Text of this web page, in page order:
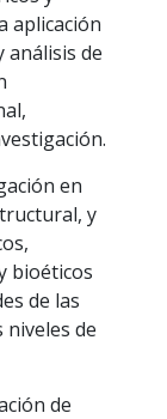
aplicación
análisis de
en
y
bioéticos
de las
de
de